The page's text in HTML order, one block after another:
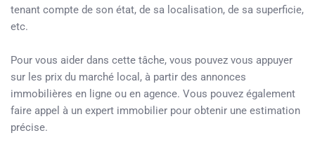
tenant compte de son état, de sa localisation, de sa superficie,
etc.
Pour vous aider dans cette tâche, vous pouvez vous appuyer
sur les prix du marché local, à partir des annonces
immobilières en ligne ou en agence. Vous pouvez également
faire appel à un expert immobilier pour obtenir une estimation
précise.